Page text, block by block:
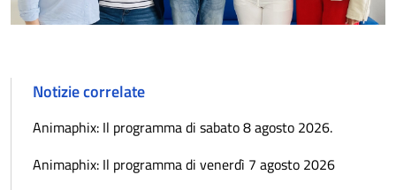
Notizie correlate
Animaphix: Il programma di sabato 8 agosto 2026.
Animaphix: Il programma di venerdì 7 agosto 2026